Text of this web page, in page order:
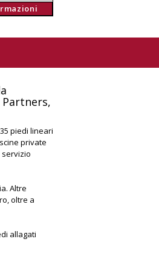
piedi lineari
private
servizio
Altre
oltre a
allagati